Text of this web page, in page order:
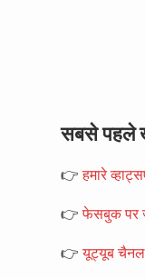
सबसे पहले
👉हमारे
👉फेसबुक पर
👉यूट्यूब